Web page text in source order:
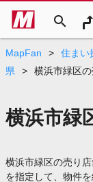
search
MapFan > 住まい
県
> 横浜市緑区
横浜市緑
横浜市緑区の売り
を指定して、物件